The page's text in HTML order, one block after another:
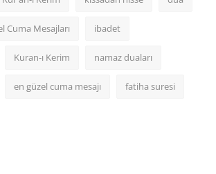
Cuma Mesajları ibadet
Kuran-ı Kerim namaz duaları
en güzel cuma mesajı fatiha suresi